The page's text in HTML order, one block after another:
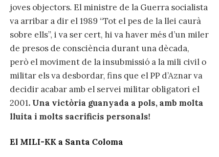
joves objectors. El ministre de la Guerra socialista
va arribar a dir el 1989 “Tot el pes de la llei caurà
sobre ells”, i va ser cert, hi va haver més d’un miler
de presos de consciència durant una dècada,
però el moviment de la insubmissió a la mili civil o
militar els va desbordar, fins que el PP d’Aznar va
decidir acabar amb el servei militar obligatori el
2001. Una victòria guanyada a pols, amb molta
lluita i molts sacrificis personals!
El MILI-KK a Santa Coloma